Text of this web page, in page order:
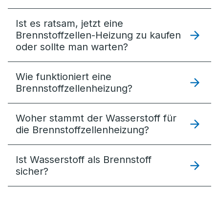
Ist es ratsam, jetzt eine
Brennstoffzellen-Heizung zu kaufen
oder sollte man warten?
Wie funktioniert eine
Brennstoffzellenheizung?
Woher stammt der Wasserstoff für
die Brennstoffzellenheizung?
Ist Wasserstoff als Brennstoff
sicher?